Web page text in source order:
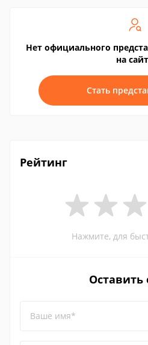
Нет официального
на
Стать
Рейтинг
Нажмите, для
Оставить
Ваше имя*